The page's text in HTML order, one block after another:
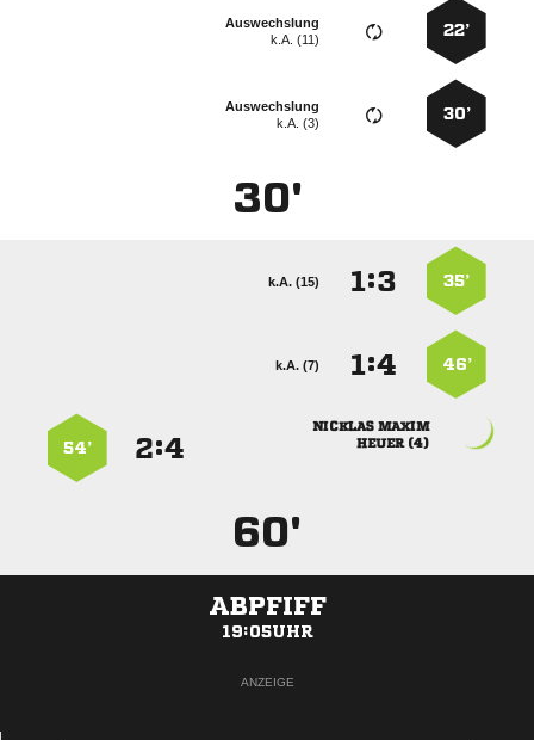
22’
Auswechslung
k.A. (11)
30’
Auswechslung
k.A. (3)
30'
35’
:
k.A. (15)
46’
:
k.A. (7)
 
 
:
54’
60'
ABPFIFF
19:05UHR
ANZEIGE